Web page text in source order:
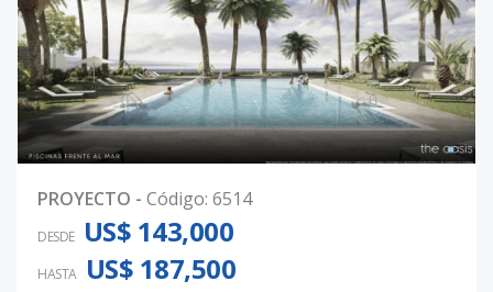
PROYECTO - Código: 6514
DESDE US$ 143,000
HASTA US$ 187,500